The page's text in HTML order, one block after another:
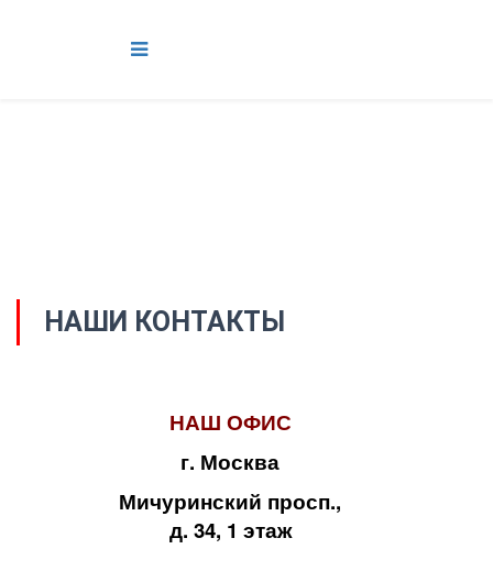
НАШИ КОНТАКТЫ
НАШ ОФИС
г. Москва
Мичуринский просп.,
д. 34, 1 этаж